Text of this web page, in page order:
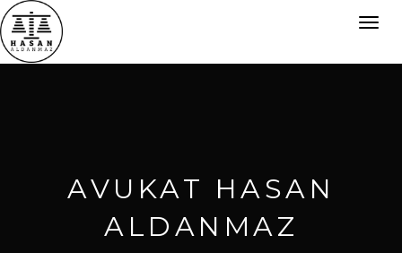
AVUKAT HASAN
ALDANMAZ